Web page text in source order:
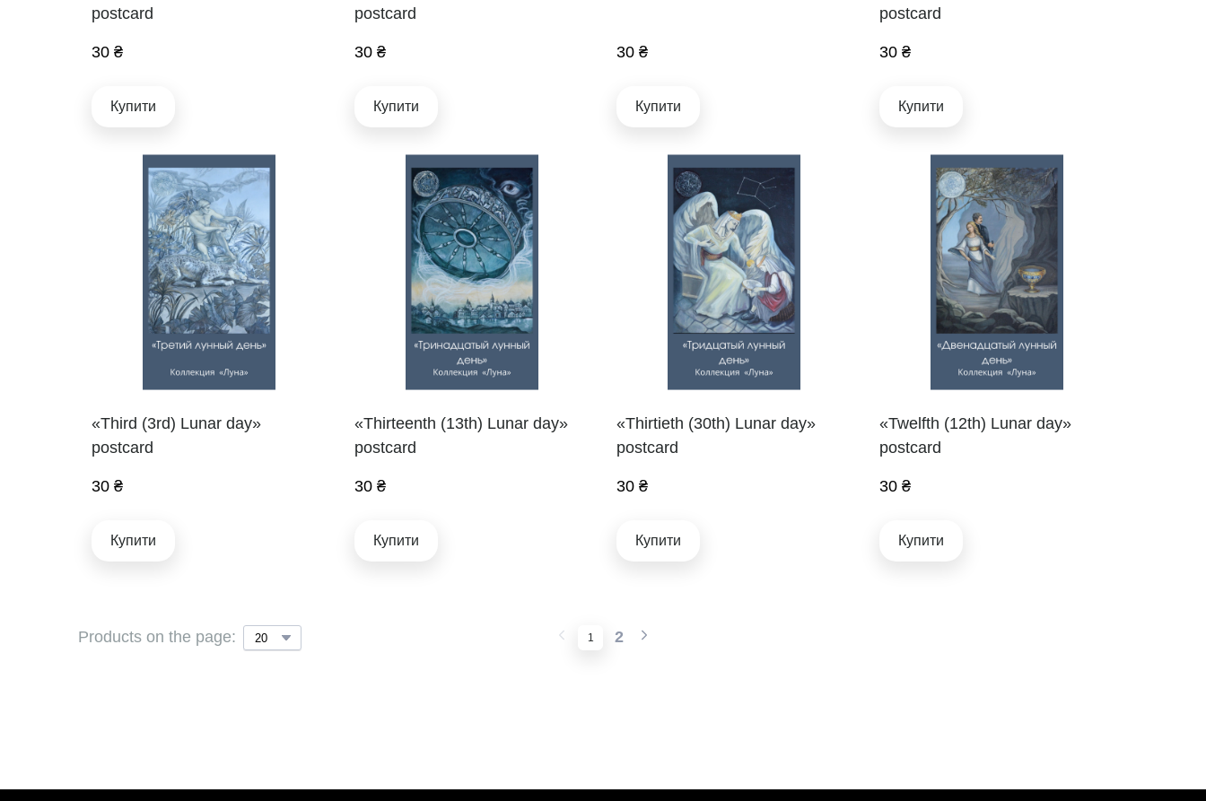
postcard
30 ₴
Купити
postcard
30 ₴
Купити
30 ₴
Купити
postcard
30 ₴
Купити
«Third (3rd) Lunar day»
postcard
30 ₴
Купити
«Thirteenth (13th) Lunar day»
postcard
30 ₴
Купити
«Thirtieth (30th) Lunar day»
postcard
30 ₴
Купити
«Twelfth (12th) Lunar day»
postcard
30 ₴
Купити
Products on the page: 1 2